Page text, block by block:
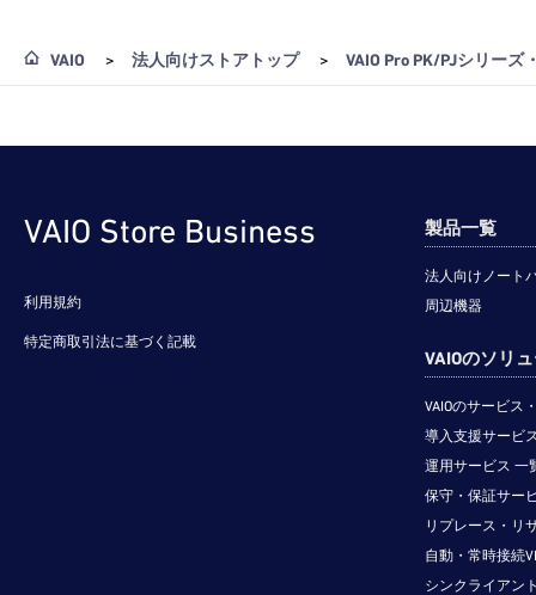
VAIO > 法人向けストアトップ > VAIO Pro PK/PJシリーズ
VAIO Store Business
利用規約
特定商取引法に基づく記載
製品一覧
法人向けノート
周辺機器
VAIOのソリ
VAIOのサービス
導入支援サービ
運用サービス 一
保守・保証サー
リプレース・リ
自動・常時接続
シンクライアン